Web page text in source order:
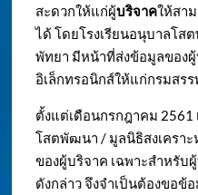
สะดวกให้แก่ผู้บริจาคให้สา
ได้ โดยโรงเรียนอนุบาลโส
พัทยา มีหน้าที่ส่งข้อมูลของ
อิเล็กทรอนิกส์ให้แก่กรมสรร
ตั้งแต่เดือนกรกฎาคม 2561
โสตพัฒนา / มูลนิธิสงเครา
ของผู้บริจาค เฉพาะสำหรับ
ดังกล่าว จึงจำเป็นต้องขอข้